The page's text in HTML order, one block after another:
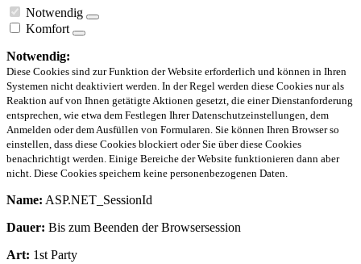
Notwendig
Komfort
Notwendig:
Diese Cookies sind zur Funktion der Website erforderlich und können in Ihren
Systemen nicht deaktiviert werden. In der Regel werden diese Cookies nur als
Reaktion auf von Ihnen getätigte Aktionen gesetzt, die einer Dienstanforderung
entsprechen, wie etwa dem Festlegen Ihrer Datenschutzeinstellungen, dem
Anmelden oder dem Ausfüllen von Formularen. Sie können Ihren Browser so
einstellen, dass diese Cookies blockiert oder Sie über diese Cookies
benachrichtigt werden. Einige Bereiche der Website funktionieren dann aber
nicht. Diese Cookies speichern keine personenbezogenen Daten.
Name: ASP.NET_SessionId
Dauer: Bis zum Beenden der Browsersession
Art: 1st Party